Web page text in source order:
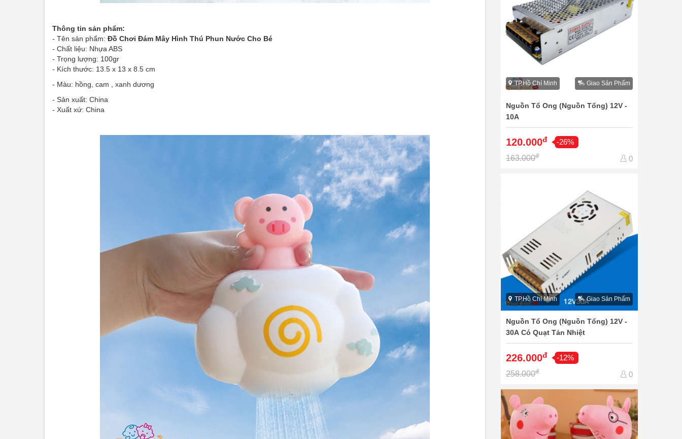
Thông tin sản phẩm:
- Tên sản phẩm: Đồ Chơi Đám Mây Hình Thú Phun Nước Cho Bé
- Chất liệu: Nhựa ABS
- Trọng lượng: 100gr
- Kích thước: 13.5 x 13 x 8.5 cm
- Màu: hồng, cam , xanh dương
- Sản xuất: China
- Xuất xứ: China
TP.Hồ Chí Minh Giao Sản Phẩm
Nguồn Tổ Ong (Nguồn Tổng) 12V -
10A
120.000đ
-26%
163.000đ 0
TP.Hồ Chí Minh Giao Sản Phẩm
Nguồn Tổ Ong (Nguồn Tổng) 12V -
30A Có Quạt Tản Nhiệt
226.000đ
-12%
258.000đ 0